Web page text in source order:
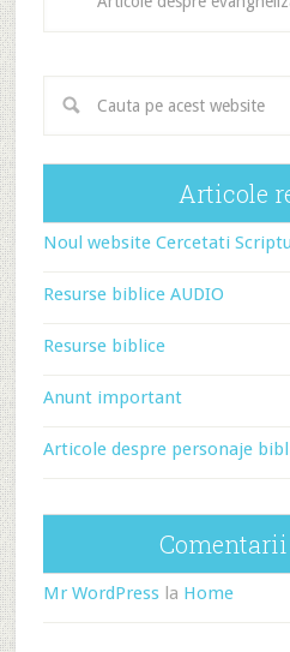
articole
Articole
Noul website Cercetati
Resurse biblice AUDIO
Resurse biblice
Anunt important
Articole despre personaje
Mr WordPressla Home